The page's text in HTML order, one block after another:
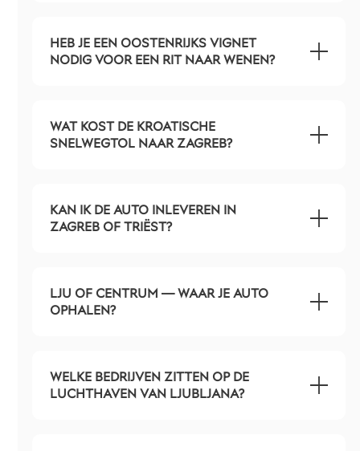
HEB JE EEN OOSTENRIJKS VIGNET
NODIG VOOR EEN RIT NAAR WENEN?
WAT KOST DE KROATISCHE
SNELWEGTOL NAAR ZAGREB?
KAN IK DE AUTO INLEVEREN IN
ZAGREB OF TRIËST?
LJU OF CENTRUM — WAAR JE AUTO
OPHALEN?
WELKE BEDRIJVEN ZITTEN OP DE
LUCHTHAVEN VAN LJUBLJANA?